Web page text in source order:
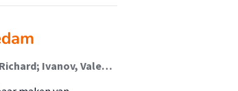
Vieveen, Maarten; van der Schoor, Tineke; Woudstra, Teddie; Vos, Richard; Ivanov, Valentin